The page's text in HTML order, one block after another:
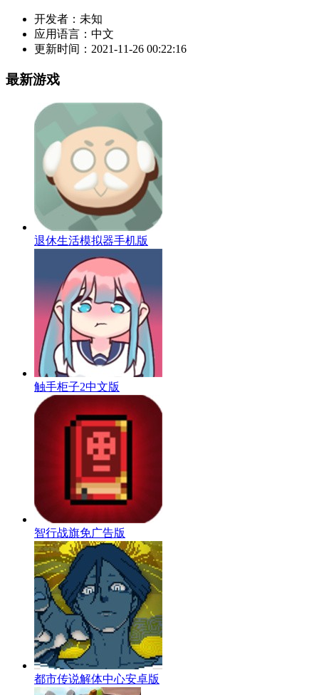
开发者： 未知
应用语言： 中文
更新时间： 2021-11-26 00:22:16
最新游戏
退休生活模拟器手机版
触手柜子2中文版
智行战旗免广告版
都市传说解体中心安卓版